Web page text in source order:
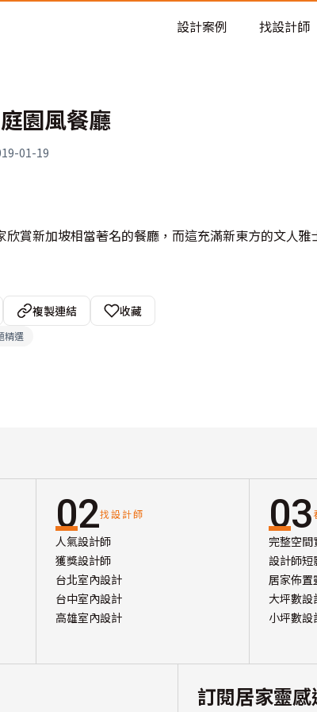
老屋預
設計案例 找設計師
園風餐廳
01-19
欣賞新加坡相當著名的餐廳，而這充滿新東方的文人
複製連結
收藏
精選
02找設計師
人氣設計師
獲獎設計師
台北室內設計
台中室內設計
高雄室內設計
03
完整空間
設計師短
居家佈置
大坪數設
小坪數設
訂閱居家靈